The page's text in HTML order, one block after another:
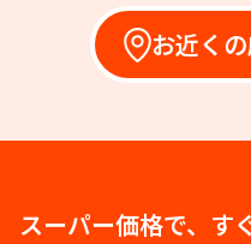
お近く
スーパー価格で、す